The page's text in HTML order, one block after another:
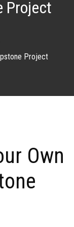
Project
Project
Own